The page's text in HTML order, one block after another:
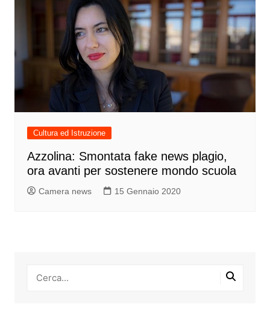
Cultura ed Istruzione
Azzolina: Smontata fake news plagio,
ora avanti per sostenere mondo scuola
Camera news 15 Gennaio 2020